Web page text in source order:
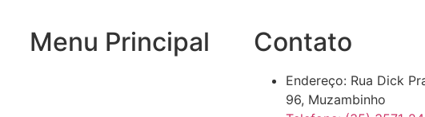
Menu Principal Contato
Endereço: Rua Dick
96, Muzambinho